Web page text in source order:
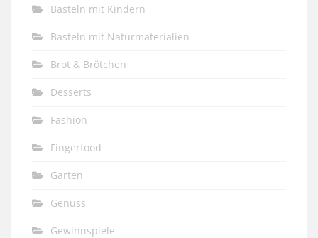
Basteln mit Kindern
Basteln mit Naturmaterialien
Brot & Brötchen
Desserts
Fashion
Fingerfood
Garten
Genuss
Gewinnspiele